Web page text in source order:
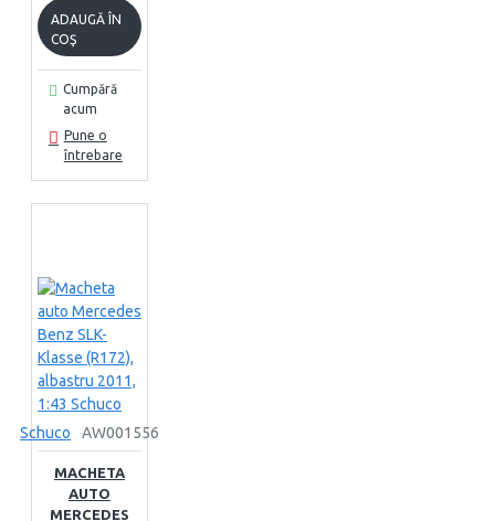
ADAUGĂ ÎN
COŞ
Cumpără
acum
Pune o
întrebare
Schuco AW001556
MACHETA
AUTO
MERCEDES